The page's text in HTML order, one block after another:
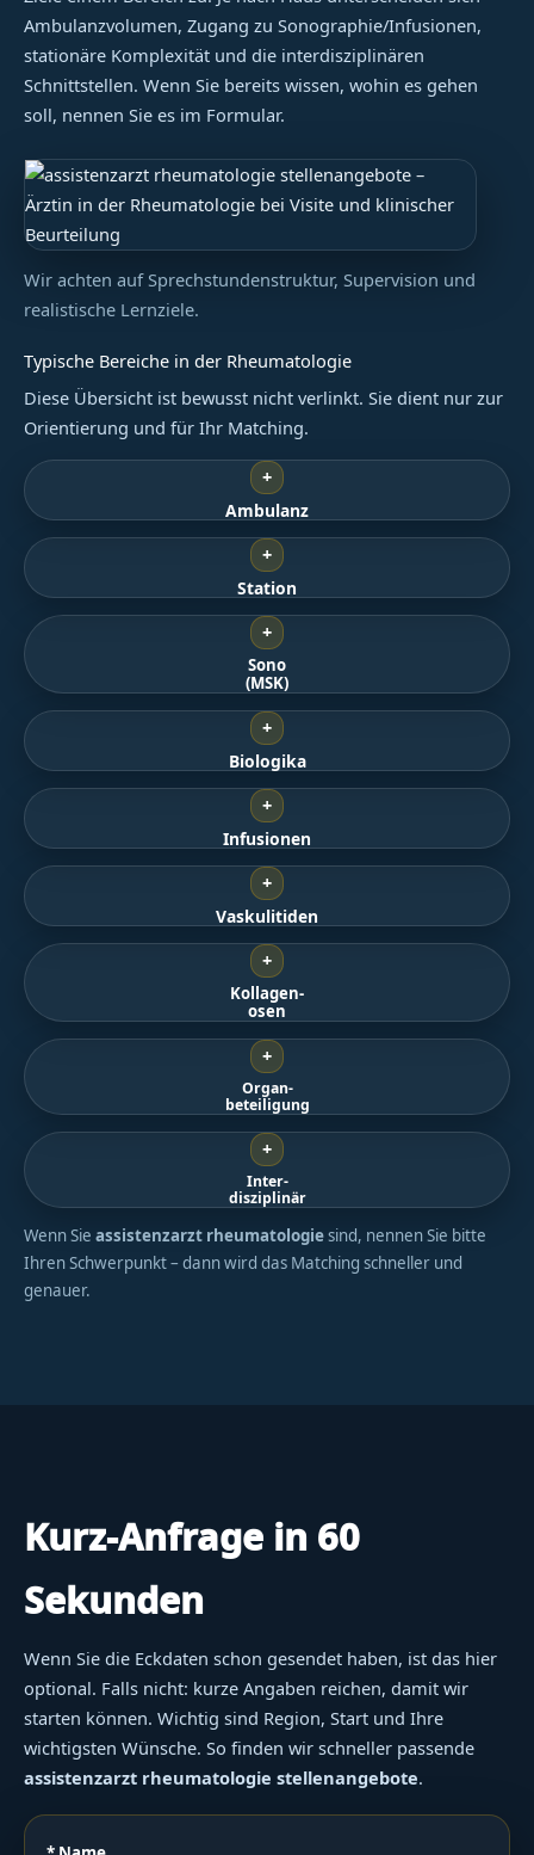
Ambulanzvolumen, Zugang zu Sonographie/Infusionen,
stationäre Komplexität und die interdisziplinären
Schnittstellen. Wenn Sie bereits wissen, wohin es gehen
soll, nennen Sie es im Formular.
Wir achten auf Sprechstundenstruktur, Supervision und
realistische Lernziele.
Typische Bereiche in der Rheumatologie
Diese Übersicht ist bewusst nicht verlinkt. Sie dient nur zur
Orientierung und für Ihr Matching.
+
Ambulanz
+
Station
+
Sono
(MSK)
+
Biologika
+
Infusionen
+
Vaskulitiden
+
Kollagen-
osen
+
Organ-
beteiligung
+
Inter-
disziplinär
Wenn Sie assistenzarzt rheumatologiesind, nennen Sie bitte
Ihren Schwerpunkt – dann wird das Matching schneller und
genauer.
Kurz-Anfrage in 60
Sekunden
Wenn Sie die Eckdaten schon gesendet haben, ist das hier
optional. Falls nicht: kurze Angaben reichen, damit wir
starten können. Wichtig sind Region, Start und Ihre
wichtigsten Wünsche. So finden wir schneller passende
assistenzarzt rheumatologie stellenangebote.